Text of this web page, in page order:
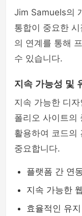
Jim Samuels의
통합이 중요한
의 연계를 통해
수 있습니다.
지속 가능성 및
지속 가능한 디
폴리오 사이트의
활용하여 코드의
중요합니다.
플랫폼 간 연
지속 가능한
효율적인 유